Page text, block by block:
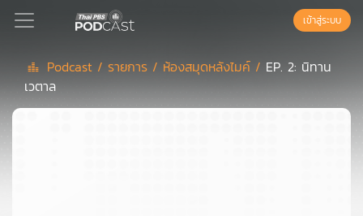
Podcast
เข้าสู่ระบบ
Podcast / รายการ / ห้องสมุดหลังไมค์ / EP. 2: นิทาน
เวตาล